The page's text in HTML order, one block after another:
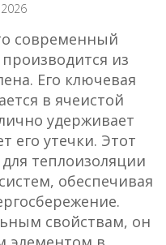
современный
из
Его ключевая
в ячеистой
удерживает
его утечки. Этот
теплоизоляции
обеспечивая
свойствам, он